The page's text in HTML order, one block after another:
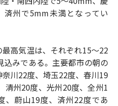
州で5mm未満となってい
高気温は、それぞれ15～22
込みである。主要都市の朝の
川22度、埼玉22度、春川19
清州20度、光州20度、全州1
、蔚山19度、済州22度であ